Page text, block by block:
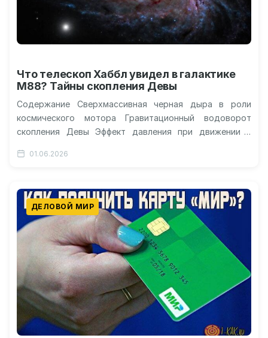
Что телескоп Хаббл увидел в галактике
М88? Тайны скопления Девы
Содержание Сверхмассивная черная дыра в роли
космического мотора Гравитационный водоворот
скопления Девы Эффект давления при движении и
эволюцию в…
01.06.2026
ДЕЛОВОЙ МИР